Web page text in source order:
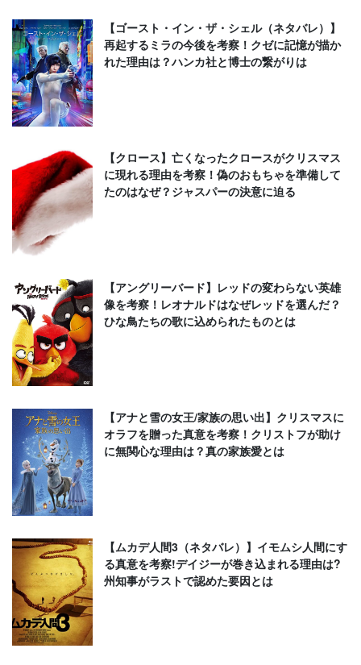
【ゴースト・イン・ザ・シェル（ネタバレ）】
再起するミラの今後を考察！クゼに記憶が描か
れた理由は？ハンカ社と博士の繋がりは
【クロース】亡くなったクロースがクリスマス
に現れる理由を考察！偽のおもちゃを準備して
たのはなぜ？ジャスパーの決意に迫る
【アングリーバード】レッドの変わらない英雄
像を考察！レオナルドはなぜレッドを選んだ？
ひな鳥たちの歌に込められたものとは
【アナと雪の女王/家族の思い出】クリスマスに
オラフを贈った真意を考察！クリストフが助け
に無関心な理由は？真の家族愛とは
【ムカデ人間3（ネタバレ）】イモムシ人間にす
る真意を考察!デイジーが巻き込まれる理由は?
州知事がラストで認めた要因とは